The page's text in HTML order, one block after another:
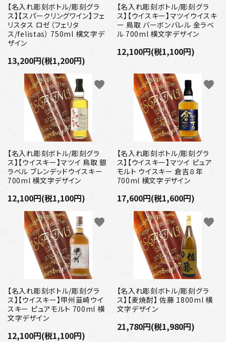
【名入れ彫刻ボトル/彫刻グラ
ス】【スパークリングワイン】フェ
リスタス ロゼ（フェリタ
ス/felistas） 750ml 横文字デ
ザイン
13,200円(税1,200円)
【名入れ彫刻ボトル/彫刻グラ
ス】【ウイスキー】マツイウイスキ
ー 鳥取 バーボンバレル 金ラベ
ル 700ml 横文字デザイン
12,100円(税1,100円)
【名入れ彫刻ボトル/彫刻グラ
ス】【ウイスキー】マツイ 鳥取 銀
ラベル ブレンデッドウイスキー
700ml 横文字デザイン
12,100円(税1,100円)
favorite
【名入れ彫刻ボトル/彫刻グラ
ス】【ウイスキー】マツイ ピュア
モルト ウイスキー 倉吉８年
700ml 横文字デザイン
17,600円(税1,600円)
favorite
【名入れ彫刻ボトル/彫刻グラ
ス】【ウイスキー】甲州韮崎ウイ
スキー ピュアモルト 700ml 横
文字デザイン
12,100円(税1,100円)
favorite
【名入れ彫刻ボトル/彫刻グラ
ス】【麦焼酎】 佐藤 1800ml 横
文字デザイン
21,780円(税1,980円)
favorite